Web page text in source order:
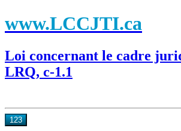
www.LCCJTI.ca
Loi concernant le cadre
LRQ, c-1.1
123